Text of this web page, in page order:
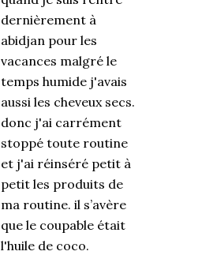
dernièrement à
abidjan pour les
vacances malgré le
temps humide j'avais
aussi les cheveux secs.
donc j'ai carrément
stoppé toute routine
et j'ai réinséré petit à
petit les produits de
ma routine. il s’avère
que le coupable était
l'huile de coco.